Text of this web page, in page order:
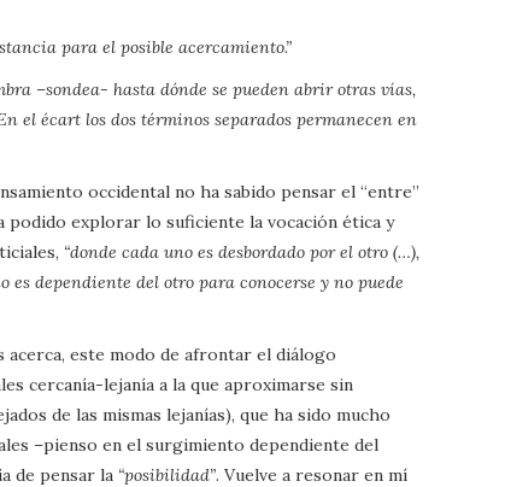
para el posible acercamiento.”
–sondea- hasta dónde se pueden abrir otras vías,
el écart los dos términos separados permanecen en
occidental no ha sabido pensar el “entre”
podido explorar lo suficiente la vocación ética y
“donde cada uno es desbordado por el otro (…),
es dependiente del otro para conocerse y no puede
acerca, este modo de afrontar el diálogo
cercanía-lejanía a la que aproximarse sin
de las mismas lejanías), que ha sido mucho
–pienso en el surgimiento dependiente del
de pensar la “posibilidad”. Vuelve a resonar en mí